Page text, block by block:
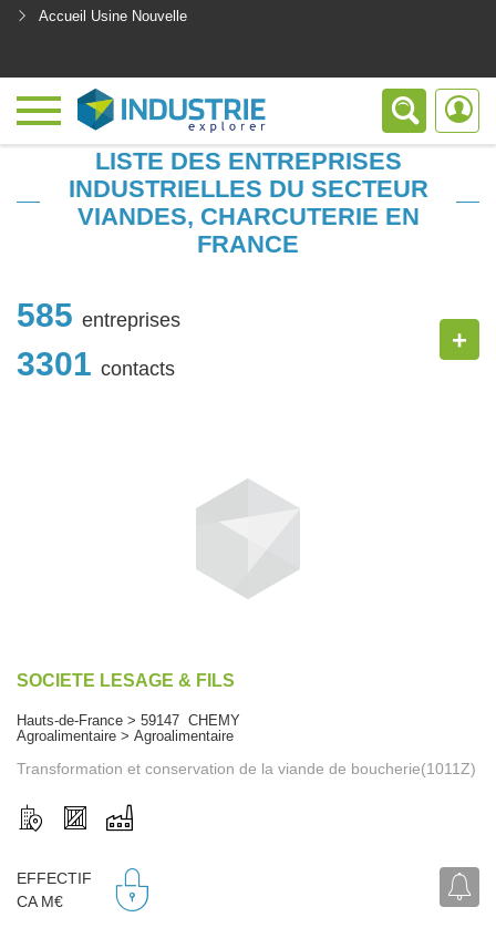
Accueil Usine Nouvelle
LISTE DES ENTREPRISES
INDUSTRIELLES DU SECTEUR
VIANDES, CHARCUTERIE EN
FRANCE
585 entreprises
3301 contacts
+
SOCIETE LESAGE & FILS
Hauts-de-France > 59147 CHEMY
Agroalimentaire > Agroalimentaire
Transformation et conservation de la viande de boucherie(1011Z)
EFFECTIF
CA M€